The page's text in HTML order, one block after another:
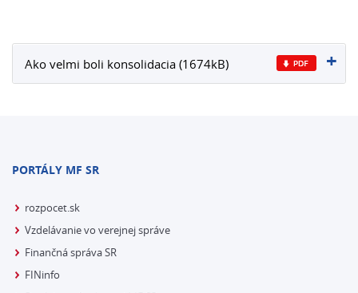
Ako velmi boli konsolidacia (1674kB)
PORTÁLY MF SR
rozpocet.sk
Vzdelávanie vo verejnej správe
Finančná správa SR
FINinfo